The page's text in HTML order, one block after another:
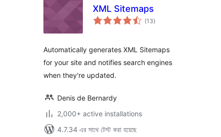
XML Sitemaps
(13total
ratings
)
Automatically generates XML Sitemaps
for your site and notifies search engines
when they're updated.
Denis de Bernardy
2,000+ active installations
4.7.34 এর সাথে টেস্ট করা হয়েছে